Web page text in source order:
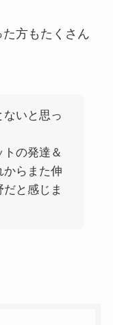
た方もたくさん
ないと思っ
の発達＆
からまた伸
と感じま